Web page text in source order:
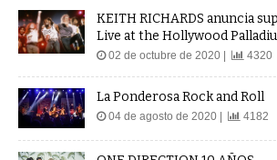
KEITH RICHARDS anuncia
Live at the Hollywood
02 de octubre de 2020 | 4320
La Ponderosa Rock and Roll
04 de agosto de 2020 | 4182